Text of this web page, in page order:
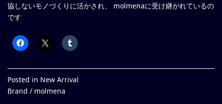
協しないモノづくりに活かされ、 molmenaに受け継がれているの
です
Posted in New Arrival
Brand / molmena